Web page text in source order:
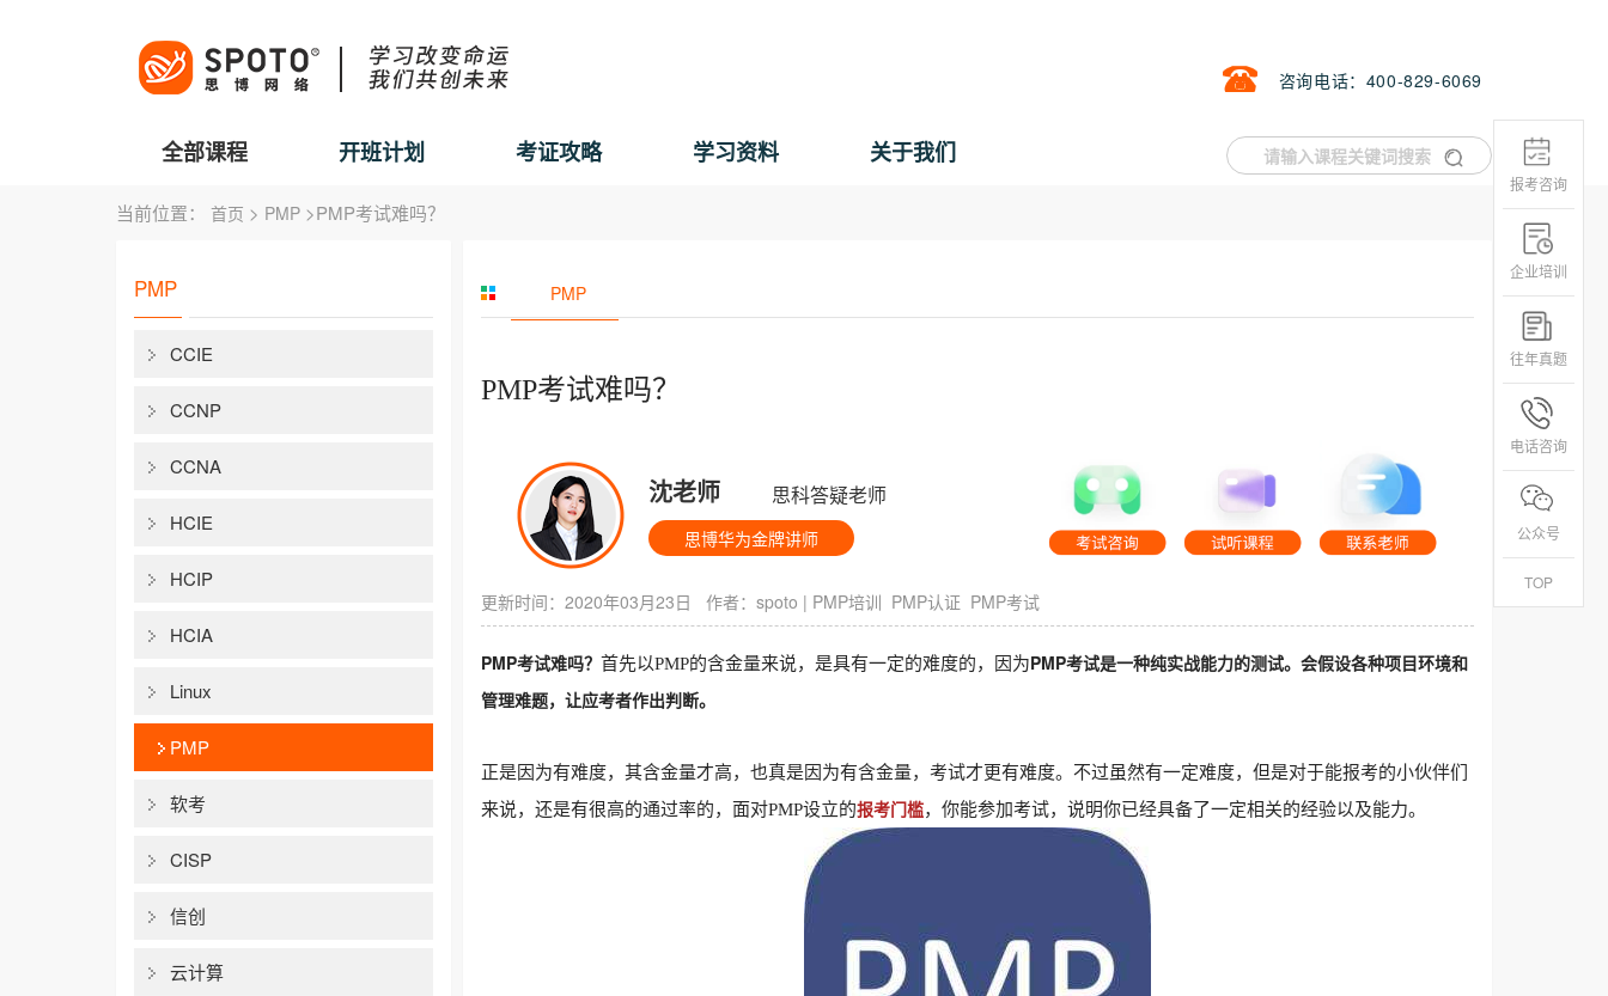
咨询电话：400-829-6069
全部课程 开班计划 考证攻略 学习资料 关于我们
当前位置： 首页 > PMP >PMP考试难吗？
PMP
CCIE
CCNP
CCNA
HCIE
HCIP
HCIA
Linux
PMP
软考
CISP
信创
云计算
PMP
PMP考试难吗？
沈老师 思科答疑老师
思博华为金牌讲师
更新时间：2020年03月23日 作者： spoto | PMP培训 PMP认证 PMP考试
PMP考试难吗？ 首先以PMP的含金量来说，是具有一定的难度的，因为PMP考试是一种纯实战能力的测试。会假设各种项目环境和
管理难题，让应考者作出判断。
正是因为有难度，其含金量才高，也真是因为有含金量，考试才更有难度。不过虽然有一定难度，但是对于能报考的小伙伴们
来说，还是有很高的通过率的，面对PMP设立的报考门槛，你能参加考试，说明你已经具备了一定相关的经验以及能力。
报考咨询
企业培训
往年真题
电话咨询
公众号
TOP